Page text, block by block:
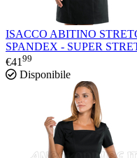
ISACCO ABITINO
SPANDEX - SUPER
€4199
Disponibile